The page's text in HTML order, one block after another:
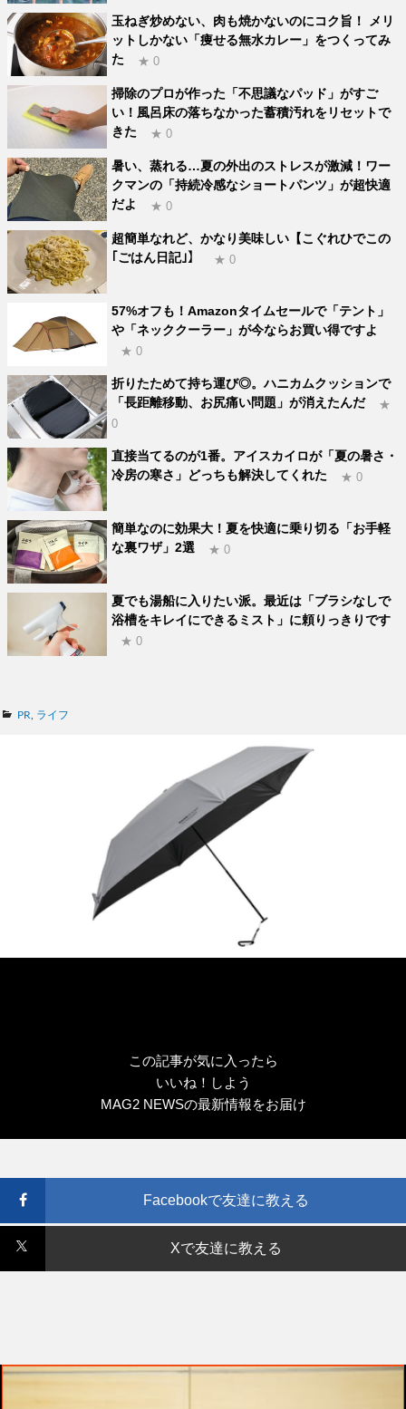
玉ねぎ炒めない、肉も焼かないのにコク旨！ メリ
ットしかない「痩せる無水カレー」をつくってみ
た
★ 0
掃除のプロが作った「不思議なパッド」がすご
い！風呂床の落ちなかった蓄積汚れをリセットで
きた
★ 0
暑い、蒸れる…夏の外出のストレスが激減！ワー
クマンの「持続冷感なショートパンツ」が超快適
だよ
★ 0
超簡単なれど、かなり美味しい【こぐれひでこの
｢ごはん日記｣】
★ 0
57%オフも！Amazonタイムセールで「テント」
や「ネッククーラー」が今ならお買い得ですよ
★ 0
折りたためて持ち運び◎。ハニカムクッションで
「長距離移動、お尻痛い問題」が消えたんだ
★
0
直接当てるのが1番。アイスカイロが「夏の暑さ・
冷房の寒さ」どっちも解決してくれた
★ 0
簡単なのに効果大！夏を快適に乗り切る「お手軽
な裏ワザ」2選
★ 0
夏でも湯船に入りたい派。最近は「ブラシなしで
浴槽をキレイにできるミスト」に頼りっきりです
★ 0
カ
PR ライフ
この記事が気に入ったら
いいね！しよう
MAG2 NEWSの最新情報をお届け
Facebookで友達に教える
Xで友達に教える